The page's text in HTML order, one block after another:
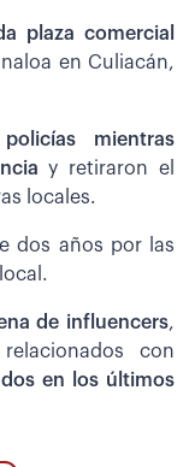
plaza comercial
en Culiacán,
mientras
y retiraron el
locales.
dos años por las
de influencers,
con
en los últimos